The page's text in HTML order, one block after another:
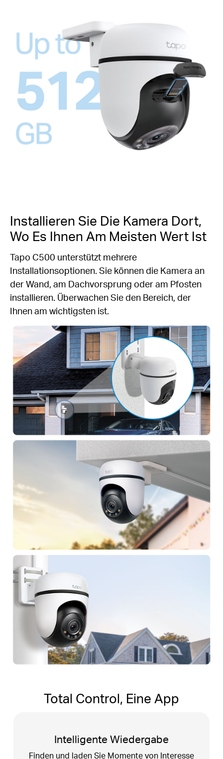
Installieren Sie Die Kamera Dort,
Wo Es Ihnen Am Meisten Wert Ist
Tapo C500 unterstützt mehrere
Installationsoptionen. Sie können die Kamera an
der Wand, am Dachvorsprung oder am Pfosten
installieren. Überwachen Sie den Bereich, der
Ihnen am wichtigsten ist.
Total Control, Eine App
Tapo Sharing
Teilen Sie unvergessliche Momente oder